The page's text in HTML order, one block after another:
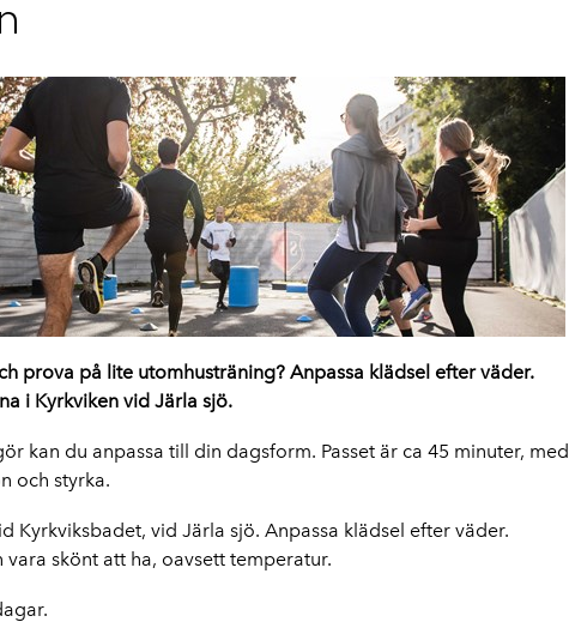
prova på lite utomhusträning? Anpassa klädsel efter väder.
i Kyrkviken vid Järla sjö.
kan du anpassa till din dagsform. Passet är ca 45 minuter, med
och styrka.
Kyrkviksbadet, vid Järla sjö. Anpassa klädsel efter väder.
vara skönt att ha, oavsett temperatur.